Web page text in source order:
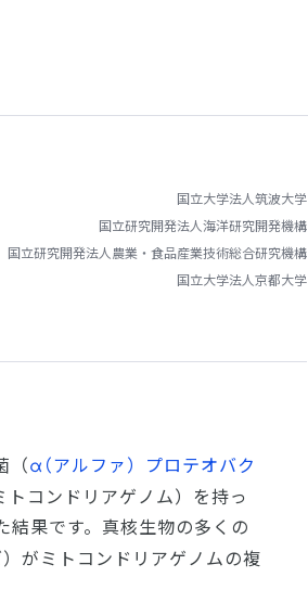
国立大学法人筑波大学
国立研究開発法人海洋研究開発機構
国立研究開発法人農業・食品産業技術総合研究機構
国立大学法人京都大学
（α（アルファ）プロテオバク
コンドリアゲノム）を持っ
果です。真核生物の多くの
がミトコンドリアゲノムの複